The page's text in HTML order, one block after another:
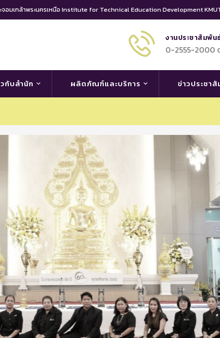
อมเกล้าพระนครเหนือ Institute for Technical Education Development
งานประชาสัมพัน
0-2555-2000
กับสำนัก ผลิตภัณฑ์และบริการ ข่าวประชา